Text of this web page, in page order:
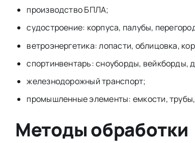
производство БПЛА;
судостроение: корпуса, палубы,
ветроэнергетика: лопасти, облицовка,
спортинвентарь: сноуборды, вейкборды,
железнодорожный транспорт;
промышленные элементы: емкости,
Методы обработки